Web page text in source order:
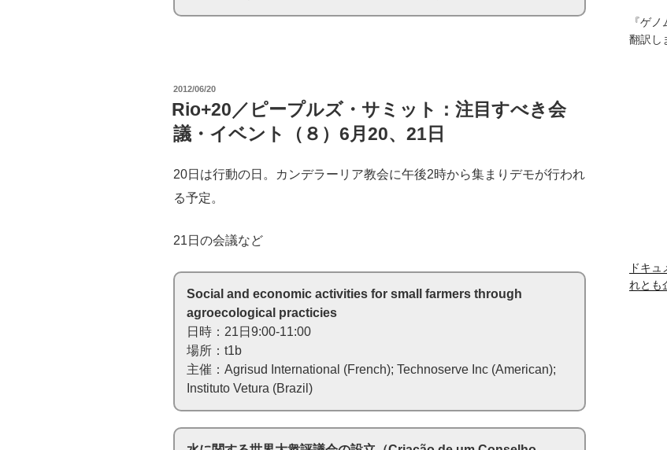
投
日:
2012/06/20
Rio+20／ピープルズ・サミット：注目すべき会
議・イベント（８）6月20、21日
20日は行動の日。カンデラーリア教会に午後2時から集まりデモが行われ
る予定。
21日の会議など
Social and economic activities for small farmers through
agroecological practicies
日時：21日9:00-11:00
場所：t1b
主催：Agrisud International (French); Technoserve Inc (American);
Instituto Vetura (Brazil)
『ゲ
翻訳し
ドキ
れとも